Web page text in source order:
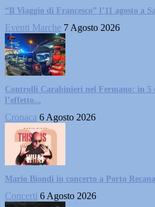
“Il Viaggio di Francesco” l’11 agosto a
Eventi Marche 7 Agosto 2026
Controlli Carabinieri nel Fermano: in 5
l’effetto...
Cronaca 6 Agosto 2026
Mario Biondi in concerto a Porto
Concerti 6 Agosto 2026